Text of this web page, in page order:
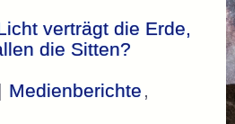
verträgt die Erde,
die Sitten?
Medienberichte ,